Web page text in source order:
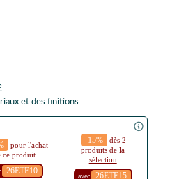
et des finitions
pour l'achat
ce produit
26ETE10
-15%
dès 2
produits de la
sélection
avec 26ETE15